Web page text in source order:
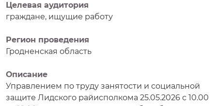
Целевая аудитория
граждане, ищущие работу
Регион проведения
Гродненская область
Описание
Управлением по труду занятости и социальной
защите Лидского райисполкома 25.05.2026 с 10.00